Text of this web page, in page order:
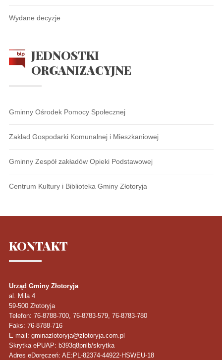
Wydane decyzje
JEDNOSTKI
ORGANIZACYJNE
Gminny Ośrodek Pomocy Społecznej
Zakład Gospodarki Komunalnej i Mieszkaniowej
Gminny Zespół zakładów Opieki Podstawowej
Centrum Kultury i Biblioteka Gminy Złotoryja
KONTAKT
Urząd Gminy Złotoryja
al. Miła 4
59-500 Złotoryja
Telefon: 76-8788-700, 76-8783-579, 76-8783-780
Faks: 76-8788-716
E-mail: gminazlotoryja@zlotoryja.com.pl
Skrytka ePUAP: b393q8pnlb/skrytka
Adres eDoręczeń: AE:PL-82374-44922-HSWEU-18